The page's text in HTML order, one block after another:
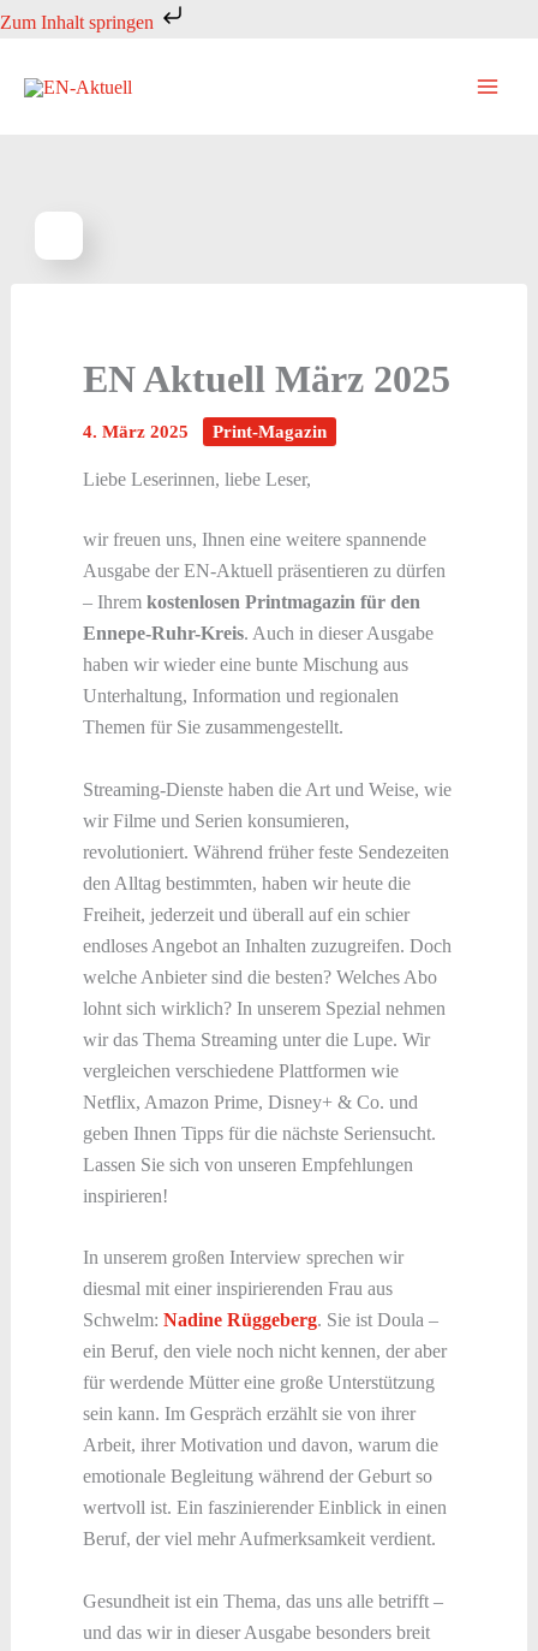
Zum Inhalt springen
Zum
springen
EN Aktuell März 2025
4. März 2025 Print-Magazin
Liebe Leserinnen, liebe Leser,
wir freuen uns, Ihnen eine weitere spannende
Ausgabe der EN-Aktuell präsentieren zu dürfen
– Ihrem kostenlosen Printmagazin für den
Ennepe-Ruhr-Kreis. Auch in dieser Ausgabe
haben wir wieder eine bunte Mischung aus
Unterhaltung, Information und regionalen
Themen für Sie zusammengestellt.
Streaming-Dienste haben die Art und Weise, wie
wir Filme und Serien konsumieren,
revolutioniert. Während früher feste Sendezeiten
den Alltag bestimmten, haben wir heute die
Freiheit, jederzeit und überall auf ein schier
endloses Angebot an Inhalten zuzugreifen. Doch
welche Anbieter sind die besten? Welches Abo
lohnt sich wirklich? In unserem Spezial nehmen
wir das Thema Streaming unter die Lupe. Wir
vergleichen verschiedene Plattformen wie
Netflix, Amazon Prime, Disney+ & Co. und
geben Ihnen Tipps für die nächste Seriensucht.
Lassen Sie sich von unseren Empfehlungen
inspirieren!
In unserem großen Interview sprechen wir
diesmal mit einer inspirierenden Frau aus
Schwelm: Nadine Rüggeberg. Sie ist Doula –
ein Beruf, den viele noch nicht kennen, der aber
für werdende Mütter eine große Unterstützung
sein kann. Im Gespräch erzählt sie von ihrer
Arbeit, ihrer Motivation und davon, warum die
emotionale Begleitung während der Geburt so
wertvoll ist. Ein faszinierender Einblick in einen
Beruf, der viel mehr Aufmerksamkeit verdient.
Gesundheit ist ein Thema, das uns alle betrifft –
und das wir in dieser Ausgabe besonders breit